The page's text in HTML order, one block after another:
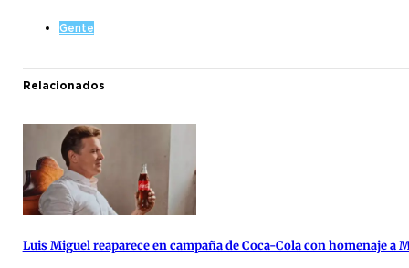
Gente
Relacionados
Luis Miguel reaparece en campaña de Coca-Cola con homenaje a